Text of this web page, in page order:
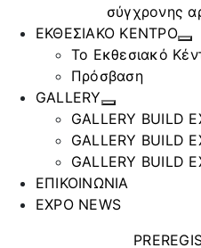
σύγχρονης
ΕΚΘΕΣΙΑΚΟ ΚΕΝΤΡΟ
Το Εκθεσιακό
Πρόσβαση
GALLERY
GALLERY BUILD
GALLERY BUILD
GALLERY BUILD
ΕΠΙΚΟΙΝΩΝΙΑ
EXPO NEWS